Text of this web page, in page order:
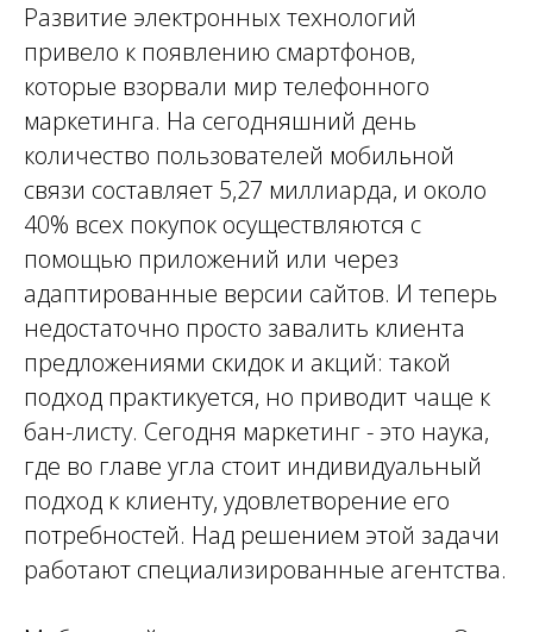
Развитие электронныхтехнологий
привело к появлению смартфонов,
которые взорвали мир телефонного
маркетинга. На сегодняшний день
количество пользователей мобильной
связи составляет 5,27 миллиарда, и около
40% всех покупок осуществляются с
помощью приложений или через
адаптированные версии сайтов. И теперь
недостаточно просто завалить клиента
предложениями скидок и акций: такой
подход практикуется, но приводит чаще к
бан-листу. Сегодня маркетинг - это наука,
где во главе угла стоит индивидуальный
подход к клиенту, удовлетворение его
потребностей. Над решением этой задачи
работают специализированные агентства.